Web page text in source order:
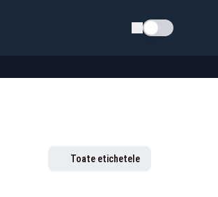
Schimba tema
Toate etichetele